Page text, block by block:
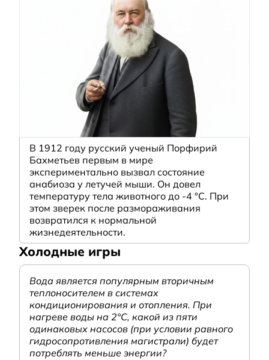
В 1912 году русский ученый Порфирий
Бахметьев первым в мире
экспериментально вызвал состояние
анабиоза у летучей мыши. Он довел
температуру тела животного до -4 °C. При
этом зверек после размораживания
возвратился к нормальной
жизнедеятельности.
Холодные игры
Вода является популярным вторичным
теплоносителем в системах
кондиционирования и отопления. При
нагреве воды на 2°С, какой из пяти
одинаковых насосов (при условии равного
гидросопротивления магистрали) будет
потреблять меньше энергии?